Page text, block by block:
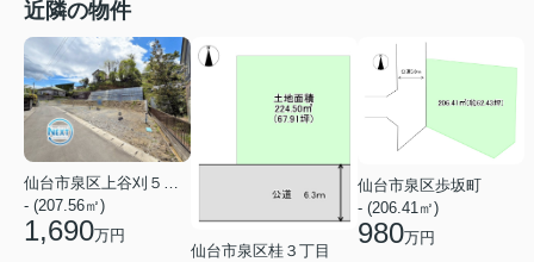
近隣の物件
- (207.56㎡)
1,690万円
仙台市泉区桂３丁目
仙台市泉区歩坂町
- (206.41㎡)
980万円